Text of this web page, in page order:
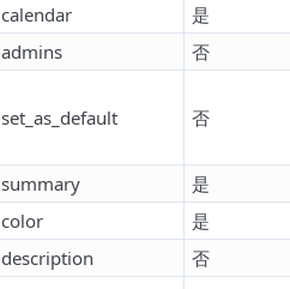
calendar
是
admins
否
set_as_default 否
summary
是
color
是
description
否